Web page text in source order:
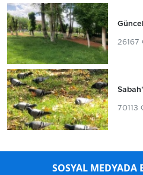
26167
70113
SOSYAL MEDYADA